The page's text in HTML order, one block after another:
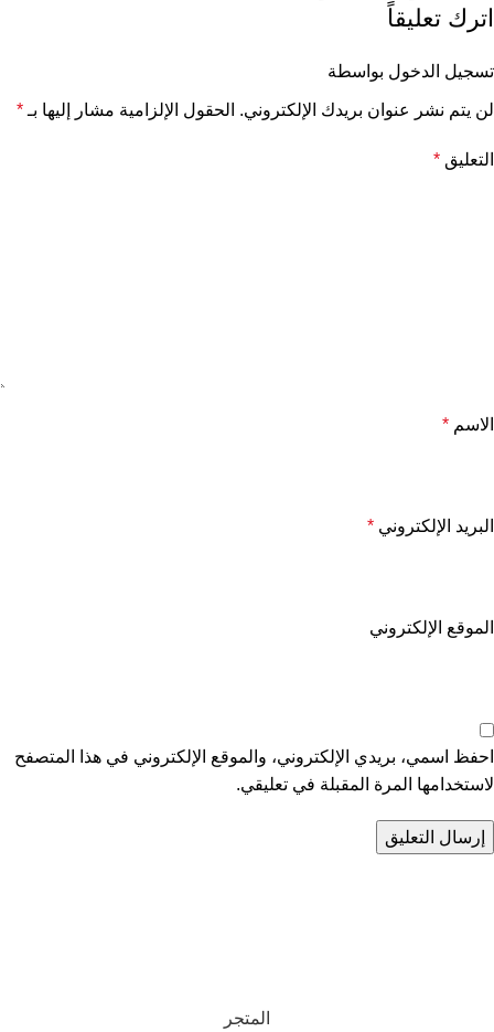
اترك تعليقاً
تسجيل الدخول بواسطة
لن يتم نشر عنوان بريدك الإلكتروني. الحقول الإلزامية مشار إليها بـ *
التعليق *
الاسم *
البريد الإلكتروني *
الموقع الإلكتروني
احفظ اسمي، بريدي الإلكتروني، والموقع الإلكتروني في هذا المتصفح
لاستخدامها المرة المقبلة في تعليقي.
المتجر